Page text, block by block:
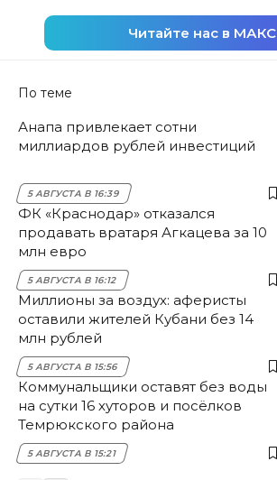
Читайте нас в МАКС
По теме
Анапа привлекает сотни
миллиардов рублей инвестиций
5 АВГУСТА В 16:39
ФК «Краснодар» отказался
продавать вратаря Агкацева за 10
млн евро
5 АВГУСТА В 16:12
Миллионы за воздух: аферисты
оставили жителей Кубани без 14
млн рублей
5 АВГУСТА В 15:56
Коммунальщики оставят без воды
на сутки 16 хуторов и посёлков
Темрюкского района
5 АВГУСТА В 15:21